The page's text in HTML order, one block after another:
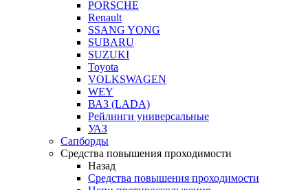
PORSCHE
Renault
SSANG YONG
SUBARU
SUZUKI
Toyota
VOLKSWAGEN
WEY
ВАЗ (LADA)
Рейлинги универсальные
УАЗ
Сапборды
Средства повышения проходимости
Назад
Средства повышения проходимости